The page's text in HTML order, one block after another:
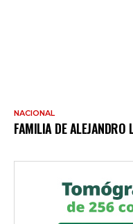
NACIONAL
FAMILIA DE ALEJANDRO